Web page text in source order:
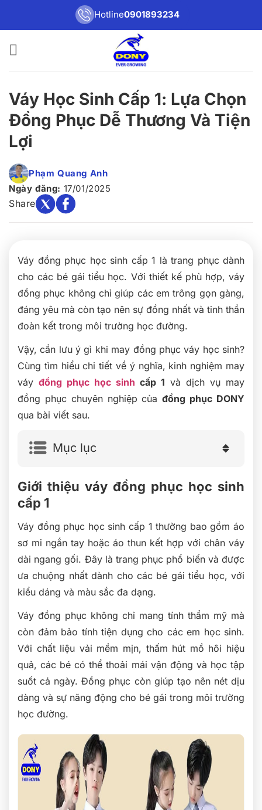
Hotline0901893234
Váy Học Sinh Cấp 1: Lựa Chọn
Đồng Phục Dễ Thương Và Tiện
Lợi
Phạm Quang Anh
Ngày đăng: 17/01/2025
Share
Váy đồng phục học sinh cấp 1 là trang phục dành
cho các bé gái tiểu học. Với thiết kế phù hợp, váy
đồng phục không chỉ giúp các em trông gọn gàng,
đáng yêu mà còn tạo nên sự đồng nhất và tinh thần
đoàn kết trong môi trường học đường.
Vậy, cần lưu ý gì khi may đồng phục váy học sinh?
Cùng tìm hiểu chi tiết về ý nghĩa, kinh nghiệm may
váy đồng phục học sinh cấp 1 và dịch vụ may
đồng phục chuyên nghiệp củađồng phục DONY
qua bài viết sau.
Mục lục
Giới thiệu váy đồng phục học sinh
cấp 1
Váy đồng phục học sinh cấp 1 thường bao gồm áo
sơ mi ngắn tay hoặc áo thun kết hợp với chân váy
dài ngang gối. Đây là trang phục phổ biến và được
ưa chuộng nhất dành cho các bé gái tiểu học, với
kiểu dáng và màu sắc đa dạng.
Váy đồng phục không chỉ mang tính thẩm mỹ mà
còn đảm bảo tính tiện dụng cho các em học sinh.
Với chất liệu vải mềm mịn, thấm hút mồ hôi hiệu
quả, các bé có thể thoải mái vận động và học tập
suốt cả ngày. Đồng phục còn giúp tạo nên nét dịu
dàng và sự năng động cho bé gái trong môi trường
học đường.